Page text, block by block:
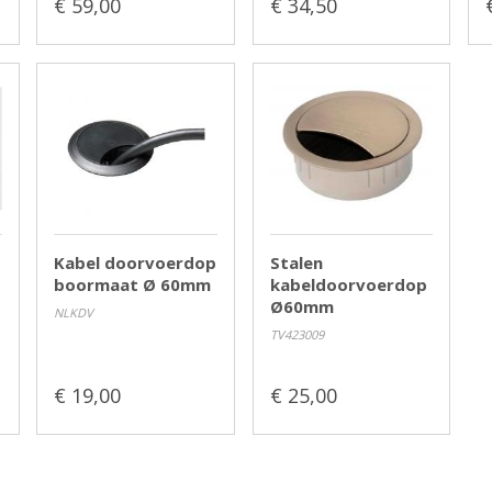
€ 59,00 € 34,50
Kabel doorvoerdop
boormaat Ø 60mm
NLKDV
€ 19,00
Stalen
kabeldoorvoerdop
Ø60mm
TV423009
€ 25,00